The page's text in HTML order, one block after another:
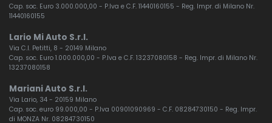
Cap. soc. Euro 3.000.000,00 - P.Iva e C.F. 11440160155 - Reg. Impr. di Milano Nr.
11440160155
Lario Mi Auto S.r.l.
Via C.I. Petitti, 8 - 20149 Milano
Cap. soc. Euro 1.000.000,00 - P.Iva e C.F. 13237080158 - Reg. Impr. di Milano Nr.
13237080158
Mariani Auto S.r.l.
Via Lario, 34 - 20159 Milano
Cap. soc. euro 99.000,00 - P.Iva 00901090969 - C.F. 08284730150 - Reg. Impr.
di MONZA Nr. 08284730150